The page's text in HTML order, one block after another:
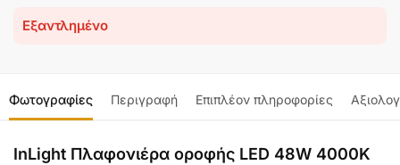
Εξαντλημένο
Φωτογραφίες Περιγραφή Επιπλέον πληροφορίες
InLight Πλαφονιέρα οροφής LED 48W 4000K